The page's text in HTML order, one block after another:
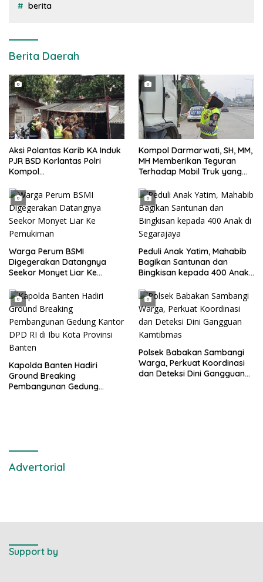
berita
Berita Daerah
Aksi Polantas Karib KA Induk
PJR BSD Korlantas Polri
Kompol
bersama Personilnya
Membagikan Bendera Merah
Putih Berserta Tiangnya
Kompol Darmarwati, SH, MM,
MH Memberikan Teguran
Terhadap Mobil Truk yang
Tanggerang Kota
Warga Perum BSMI
Digegerakan Datangnya
Seekor Monyet Liar Ke
Peduli Anak Yatim, Mahabib
Bagikan Santunan dan
Bingkisan kepada 400 Anak
Kapolda Banten Hadiri
Ground Breaking
Pembangunan Gedung
Polsek Babakan Sambangi
Warga, Perkuat Koordinasi
dan Deteksi Dini Gangguan
Advertorial
Support by